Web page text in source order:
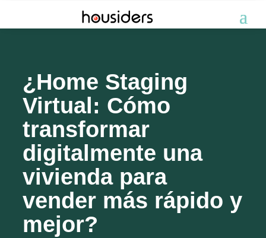
¿Home Staging
Virtual: Cómo
transformar
digitalmente una
vivienda para
vender más rápido y
mejor?